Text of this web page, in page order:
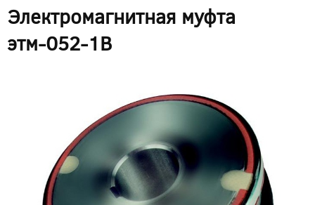
Электромагнитная муфта
этм-052-1В